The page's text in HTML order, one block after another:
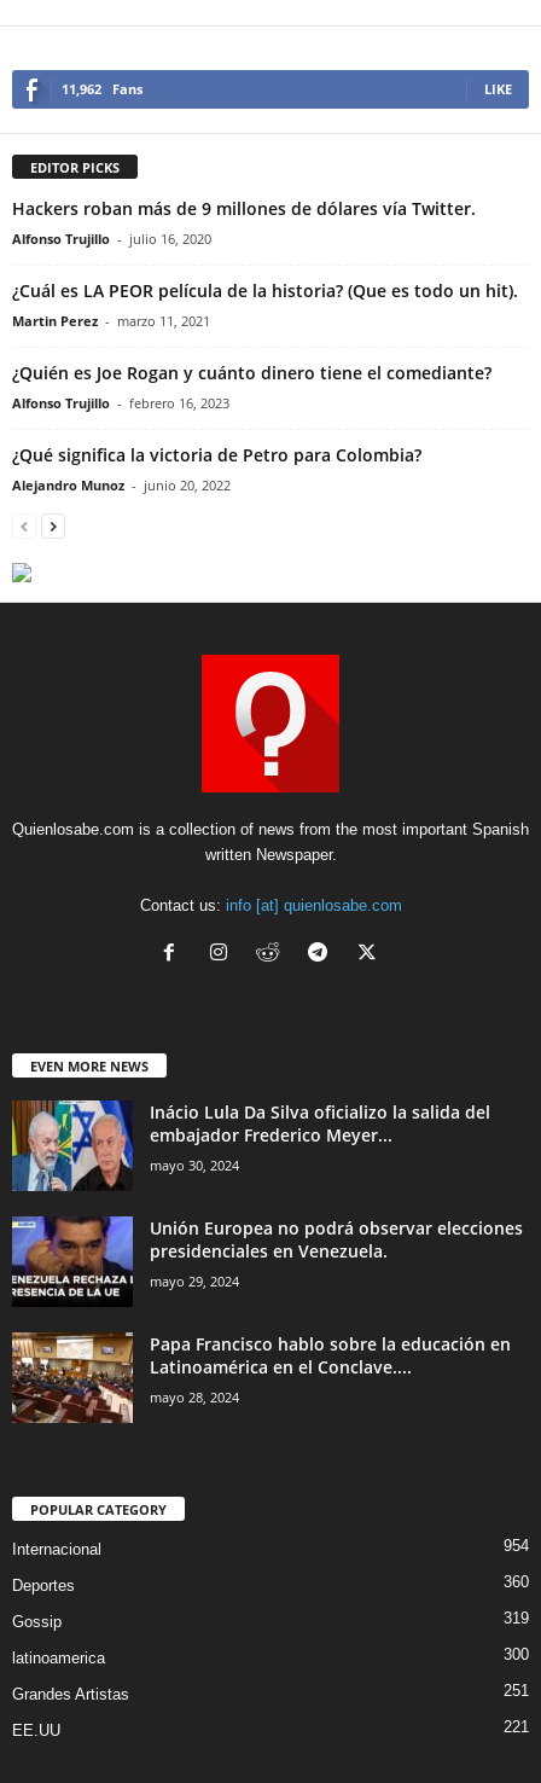
11,962 Fans LIKE
EDITOR PICKS
Hackers roban más de 9 millones de dólares vía Twitter.
Alfonso Trujillo - julio 16, 2020
¿Cuál es LA PEOR película de la historia? (Que es todo un hit).
Martin Perez - marzo 11, 2021
¿Quién es Joe Rogan y cuánto dinero tiene el comediante?
Alfonso Trujillo - febrero 16, 2023
¿Qué significa la victoria de Petro para Colombia?
Alejandro Munoz - junio 20, 2022
Quienlosabe.com is a collection of news from the most important Spanish
written Newspaper.
Contact us: info [at] quienlosabe.com
EVEN MORE NEWS
Inácio Lula Da Silva oficializo la salida del
embajador Frederico Meyer...
mayo 30, 2024
Unión Europea no podrá observar elecciones
presidenciales en Venezuela.
mayo 29, 2024
Papa Francisco hablo sobre la educación en
Latinoamérica en el Conclave....
mayo 28, 2024
POPULAR CATEGORY
Internacional 954
Deportes 360
Gossip 319
latinoamerica 300
Grandes Artistas 251
EE.UU 221